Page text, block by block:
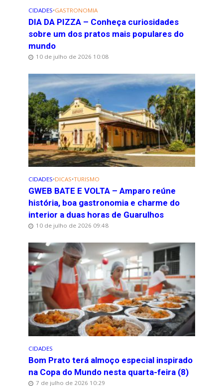
CIDADES•GASTRONOMIA
DIA DA PIZZA – Conheça curiosidades
sobre um dos pratos mais populares do
mundo
10 de julho de 2026 10:08
CIDADES•DICAS•TURISMO
GWEB BATE E VOLTA – Amparo reúne
história, boa gastronomia e charme do
interior a duas horas de Guarulhos
10 de julho de 2026 09:48
CIDADES
Bom Prato terá almoço especial inspirado
na Copa do Mundo nesta quarta-feira (8)
7 de julho de 2026 10:29